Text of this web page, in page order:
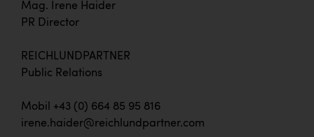
Mag. Irene Haider
PR Director
REICHLUNDPARTNER
Public Relations
Mobil +43 (0) 664 85 95 816
irene.haider@reichlundpartner.com